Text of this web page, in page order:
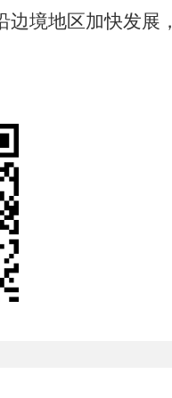
边境地区加快发展，